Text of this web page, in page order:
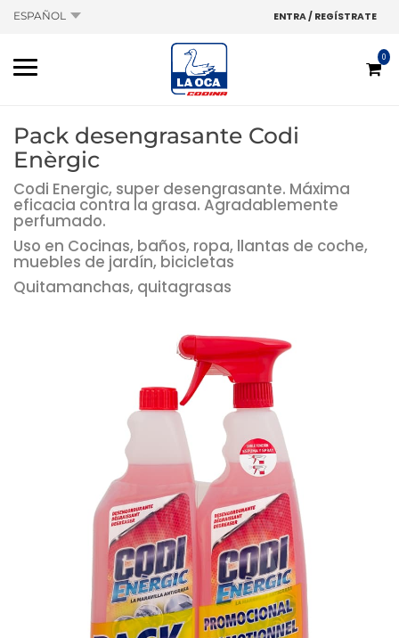
ESPAÑOL ENTRA / REGÍSTRATE
0
Pack desengrasante Codi
Enèrgic
Codi Energic, super desengrasante. Máxima
eficacia contra la grasa. Agradablemente
perfumado.
Uso en Cocinas, baños, ropa, llantas de coche,
muebles de jardín, bicicletas
Quitamanchas, quitagrasas